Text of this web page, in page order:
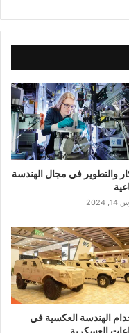
والتطوير في مجال الهندسة
2024
الهندسة العكسية في